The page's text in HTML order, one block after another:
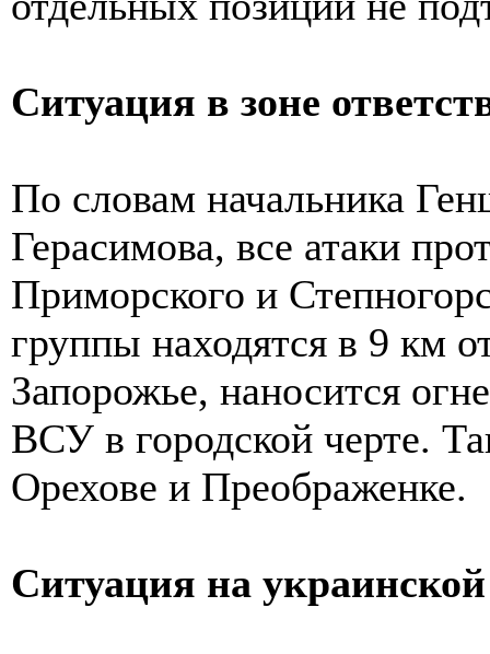
Ситуация в зоне
По словам начальника
Герасимова, все атаки
Приморского и
группы находятся в 9 км
Запорожье, наносится
ВСУ в городской черте.
Орехове и Преображенке.
Ситуация на